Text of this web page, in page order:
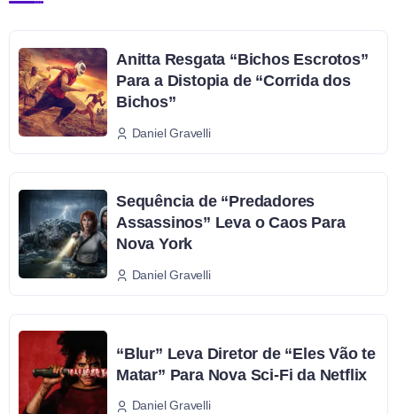
Anitta Resgata “Bichos Escrotos”
Para a Distopia de “Corrida dos
Bichos”
Daniel Gravelli
Sequência de “Predadores
Assassinos” Leva o Caos Para
Nova York
Daniel Gravelli
“Blur” Leva Diretor de “Eles Vão te
Matar” Para Nova Sci-Fi da Netflix
Daniel Gravelli